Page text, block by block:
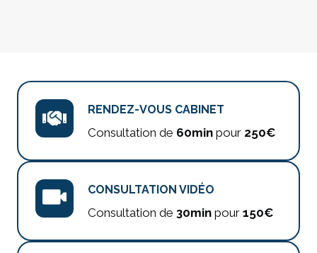
RENDEZ-VOUS CABINET
Consultation de 60min pour 250€
CONSULTATION VIDÉO
Consultation de 30min pour 150€